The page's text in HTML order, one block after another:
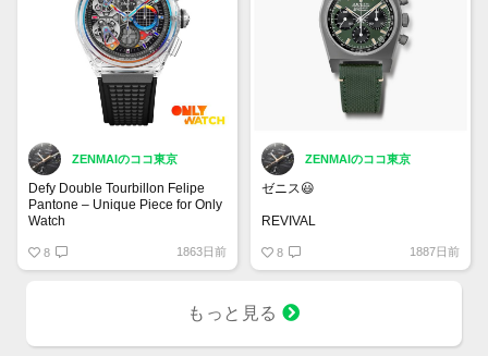
ZENMAIのココ東京
Defy Double Tourbillon Felipe
Pantone – Unique Piece for Only
Watch
8 1863日前
ZENMAIのココ東京
ゼニス😃
REVIVAL
サファリ
ケース
37 mm オリジナル 1969 ケース
式クロノグラフ
8 1887日前
もっと見る